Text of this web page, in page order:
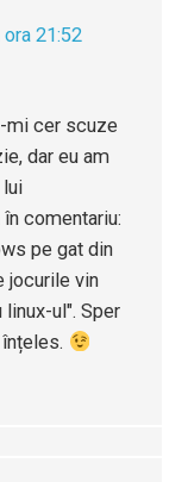
21:52
mi cer scuze
dar eu am
lui
comentariu:
pe gat din
jocurile vin
ul". Sper